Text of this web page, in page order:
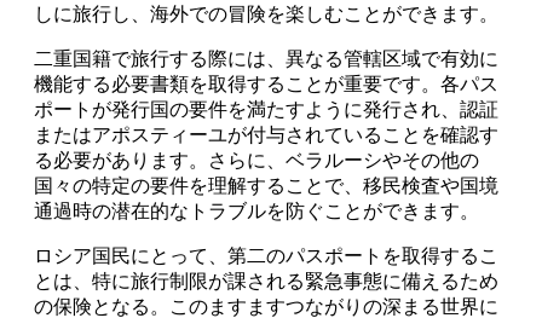
しに旅行し、海外での冒険を楽しむことができます。
二重国籍で旅行する際には、異なる管轄区域で有効に
機能する必要書類を取得することが重要です。各パス
ポートが発行国の要件を満たすように発行され、認証
またはアポスティーユが付与されていることを確認す
る必要があります。さらに、ベラルーシやその他の
国々の特定の要件を理解することで、移民検査や国境
通過時の潜在的なトラブルを防ぐことができます。
ロシア国民にとって、第二のパスポートを取得するこ
とは、特に旅行制限が課される緊急事態に備えるため
の保険となる。このますますつながりの深まる世界に